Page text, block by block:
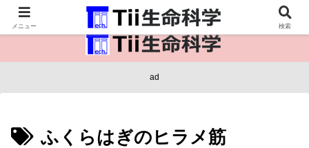
医療保健・生命・生物の情報インフラ。
ad
ふくらはぎのヒラメ筋
メニュー 検索